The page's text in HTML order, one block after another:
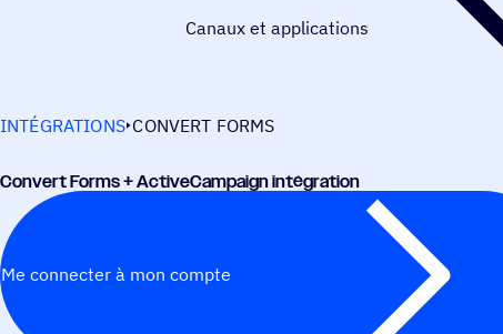
Canaux et applications
INTÉGRATIONS CONVERT FORMS
Convert Forms + ActiveCampaign intégration
Me connecter à mon compte